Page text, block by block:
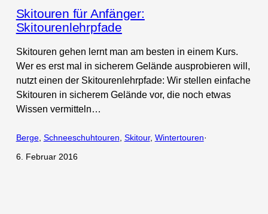
Skitouren für Anfänger:
Skitourenlehrpfade
Skitouren gehen lernt man am besten in einem Kurs.
Wer es erst mal in sicherem Gelände ausprobieren will,
nutzt einen der Skitourenlehrpfade: Wir stellen einfache
Skitouren in sicherem Gelände vor, die noch etwas
Wissen vermitteln…
Berge, Schneeschuhtouren Skitour, Wintertouren·
6. Februar 2016